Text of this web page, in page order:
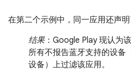
在第二个示例中，同一应用还声明
结果：Google Play 现认为
所有不报告蓝牙支持的设备
设备）上过滤该应用。